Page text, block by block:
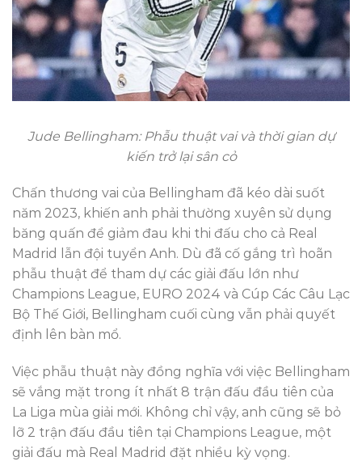
Jude Bellingham: Phẫu thuật vai và thời gian dự
kiến trở lại sân cỏ
Chấn thương vai của Bellingham đã kéo dài suốt
năm 2023, khiến anh phải thường xuyên sử dụng
băng quấn để giảm đau khi thi đấu cho cả Real
Madrid lẫn đội tuyển Anh. Dù đã cố gắng trì hoãn
phẫu thuật để tham dự các giải đấu lớn như
Champions League, EURO 2024 và Cúp Các Câu Lạc
Bộ Thế Giới, Bellingham cuối cùng vẫn phải quyết
định lên bàn mổ.
Việc phẫu thuật này đồng nghĩa với việc Bellingham
sẽ vắng mặt trong ít nhất 8 trận đấu đầu tiên của
La Liga mùa giải mới. Không chỉ vậy, anh cũng sẽ bỏ
lỡ 2 trận đấu đầu tiên tại Champions League, một
giải đấu mà Real Madrid đặt nhiều kỳ vọng.